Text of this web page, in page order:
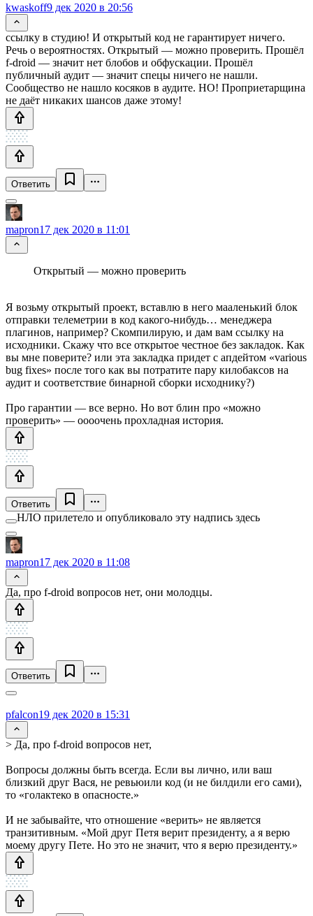
kwaskoff9 дек 2020 в 20:56
ссылку в студию! И открытый код не гарантирует ничего.
Речь о вероятностях. Открытый — можно проверить. Прошёл
f-droid — значит нет блобов и обфускации. Прошёл
публичный аудит — значит спецы ничего не нашли.
Сообщество не нашло косяков в аудите. НО! Проприетарщина
не даёт никаких шансов даже этому!
Ответить
mapron17 дек 2020 в 11:01
Открытый — можно проверить
Я возьму открытый проект, вставлю в него мааленький блок
отправки телеметрии в код какого-нибудь… менеджера
плагинов, например? Скомпилирую, и дам вам ссылку на
исходники. Скажу что все открытое честное без закладок. Как
вы мне поверите? или эта закладка придет с апдейтом «various
bug fixes» после того как вы потратите пару килобаксов на
аудит и соответствие бинарной сборки исходнику?)
Про гарантии — все верно. Но вот блин про «можно
проверить» — оооочень прохладная история.
Ответить
НЛО прилетело и опубликовало эту надпись здесь
mapron17 дек 2020 в 11:08
Да, про f-droid вопросов нет, они молодцы.
Ответить
pfalcon19 дек 2020 в 15:31
> Да, про f-droid вопросов нет,
Вопросы должны быть всегда. Если вы лично, или ваш
близкий друг Вася, не ревьюили код (и не билдили его сами),
то «голактеко в опасносте.»
И не забывайте, что отношение «верить» не является
транзитивным. «Мой друг Петя верит президенту, а я верю
моему другу Пете. Но это не значит, что я верю президенту.»